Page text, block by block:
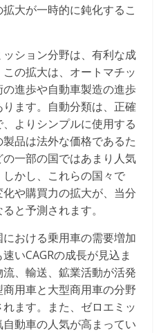
大が一時的に鈍化するこ
ション分野は、有利な成
の拡大は、オートマチッ
進歩や自動車製造の進歩
ます。自動分類は、正確
よりシンプルに使用する
品は法外な価格であるた
一部の国ではあまり人気
かし、これらの国々で
や購買力の拡大が、当分
と予測されます。
おける乗用車の需要増加
いCAGRの成長が見込ま
、輸送、鉱業活動が活発
用車と大型商用車の分野
ます。また、ゼロエミッ
動車の人気が高まってい